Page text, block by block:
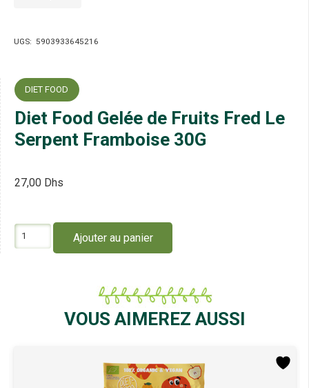
UGS: 5903933645216
DIET FOOD
Diet Food Gelée de Fruits Fred Le
Serpent Framboise 30G
27,00 Dhs
quantité
Ajouter au panier
VOUS AIMEREZ AUSSI